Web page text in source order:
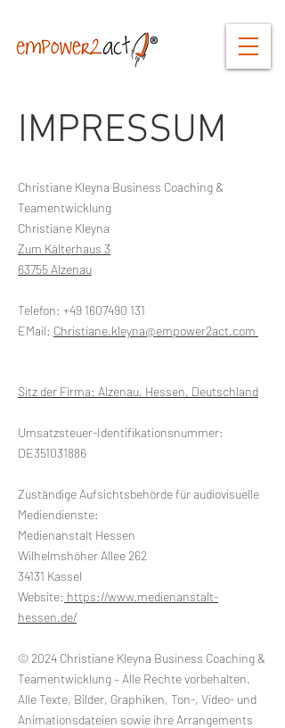
IMPRESSUM
Christiane Kleyna Business Coaching &
Teamentwicklung
Christiane Kleyna
Zum Kälterhaus 3
63755 Alzenau
Telefon: +49 1607490 131
EMail: Christiane.kleyna@empower2act.com
Sitz der Firma: Alzenau, Hessen, Deutschland
Umsatzsteuer-Identifikationsnummer:
DE351031886
Zuständige Aufsichtsbehörde für audiovisuelle
Mediendienste:
Medienanstalt Hessen
Wilhelmshöher Allee 262
34131 Kassel
Website: https://www.medienanstalt-
hessen.de/
© 2024 Christiane Kleyna Business Coaching &
Teamentwicklung – Alle Rechte vorbehalten.
Alle Texte, Bilder, Graphiken, Ton-, Video- und
Animationsdateien sowie ihre Arrangements